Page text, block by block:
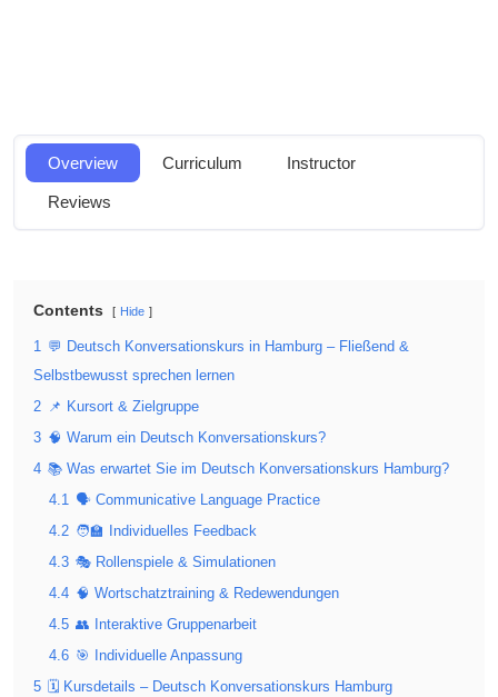
Overview Curriculum Instructor
Reviews
Contents Hide
1 💬 Deutsch Konversationskurs in Hamburg – Fließend &
Selbstbewusst sprechen lernen
2 📌 Kursort & Zielgruppe
3 🧠 Warum ein Deutsch Konversationskurs?
4 📚 Was erwartet Sie im Deutsch Konversationskurs Hamburg?
4.1 🗣️ Communicative Language Practice
4.2 🧑‍🏫 Individuelles Feedback
4.3 🎭 Rollenspiele & Simulationen
4.4 🧠 Wortschatztraining & Redewendungen
4.5 👥 Interaktive Gruppenarbeit
4.6 🎯 Individuelle Anpassung
5
🗓️ Kursdetails – Deutsch Konversationskurs Hamburg